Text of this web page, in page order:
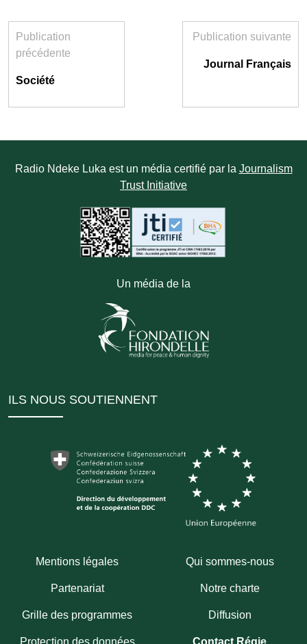
Publication
précédente
Société
Publication suivante
Journal Français
Radio Ndeke Luka est un média certifié par la Journalism
Trust Initiative
Un média de la
ILS NOUS SOUTIENNENT
Mentions légales Qui sommes-nous
Partenariat Notre charte
Grille des programmes Diffusion
Protection des données Contact Régie